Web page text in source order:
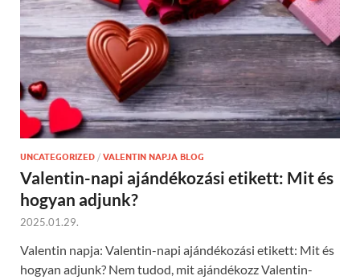
UNCATEGORIZED / VALENTIN NAPJA BLOG
Valentin-napi ajándékozási etikett: Mit és
hogyan adjunk?
2025.01.29.
Valentin napja: Valentin-napi ajándékozási etikett: Mit és
hogyan adjunk? Nem tudod, mit ajándékozz Valentin-